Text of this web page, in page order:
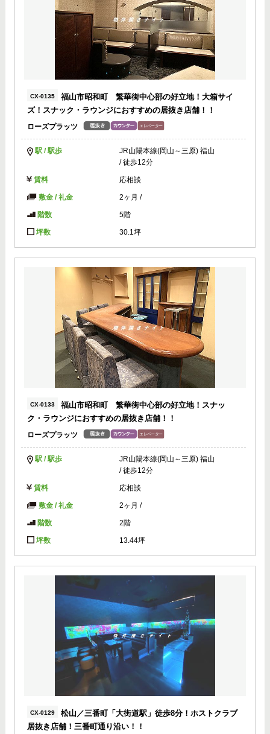
CX-0135
福山市昭和町 繁華街中心部の好立地！大箱サイ
ズ！スナック・ラウンジにおすすめの居抜き店舗！！
ローズプラッツ
駅 / 駅歩
JR山陽本線(岡山～三原) 福山
/ 徒歩12分
賃料 応相談
敷金 / 礼金 2ヶ月 /
階数 5階
坪数 30.1坪
CX-0133
福山市昭和町 繁華街中心部の好立地！スナッ
ク・ラウンジにおすすめの居抜き店舗！！
ローズプラッツ
駅 / 駅歩
JR山陽本線(岡山～三原) 福山
/ 徒歩12分
賃料 応相談
敷金 / 礼金 2ヶ月 /
階数 2階
坪数 13.44坪
CX-0129
松山／三番町「大街道駅」徒歩8分！ホストクラブ
居抜き店舗！三番町通り沿い！！